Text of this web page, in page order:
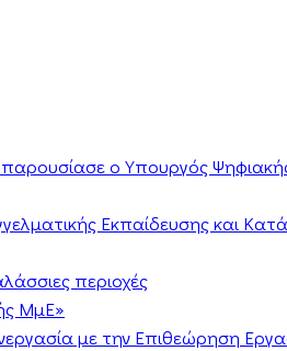
ο Υπουργός
Εκπαίδευσης και
περιοχές
ΜμΕ»
με την Επιθεώρηση